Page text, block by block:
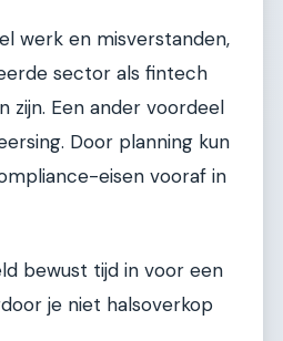
werk en misverstanden,
sector als fintech
zijn. Een ander voordeel
Door planning kun
eisen vooraf in
bewust tijd in voor een
je niet halsoverkop